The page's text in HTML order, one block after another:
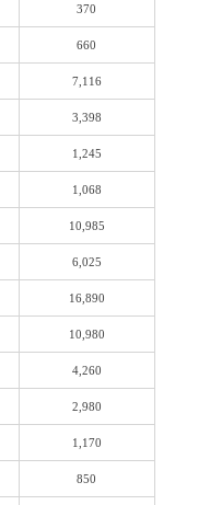
370
660
7,116
3,398
1,245
1,068
10,985
6,025
16,890
10,980
4,260
2,980
1,170
850